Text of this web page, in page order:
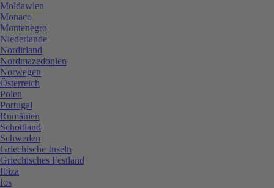
Moldawien
Monaco
Montenegro
Niederlande
Nordirland
Nordmazedonien
Norwegen
Österreich
Polen
Portugal
Rumänien
Schottland
Schweden
Griechische Inseln
Griechisches Festland
Ibiza
Ios